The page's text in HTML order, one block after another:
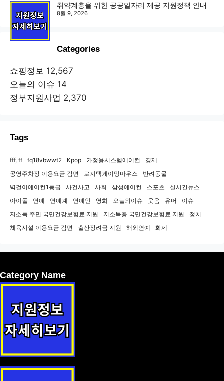
취약계층을 위한 공공일자리 제공 지원정책 안내
8월 9, 2026
Categories
쇼핑정보 12,567
오늘의 이슈 14
정부지원사업 2,370
Tags
fff, ff fq18vbwwt2 Kpop 가정용시스템에어컨
경제
공영주차장 이용요금 감면
로지텍게이밍마우스
반려동물
벽걸이에어컨1등급
사건사고 사회 삼성에어컨 스포츠
실시간뉴스
아이돌
연예 연예계 연예인 영화 오늘의이슈 웃음 유머
이슈
저소득 주민 국민건강보험료 지원
저소득층 국민건강보험료 지원
정치
체육시설 이용요금 감면
출산장려금 지원 해외연예 화제
Category Name